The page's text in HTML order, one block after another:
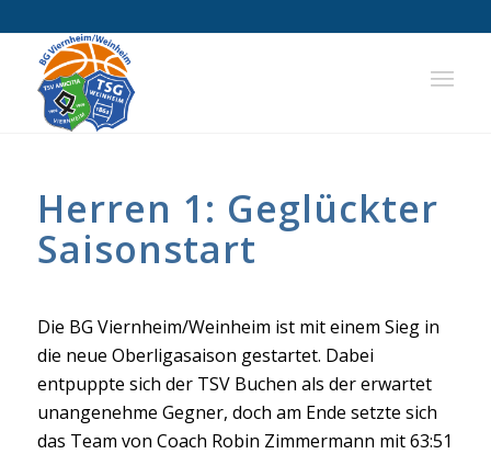
Herren 1: Geglückter
Saisonstart
Die BG Viernheim/Weinheim ist mit einem Sieg in
die neue Oberligasaison gestartet. Dabei
entpuppte sich der TSV Buchen als der erwartet
unangenehme Gegner, doch am Ende setzte sich
das Team von Coach Robin Zimmermann mit 63:51